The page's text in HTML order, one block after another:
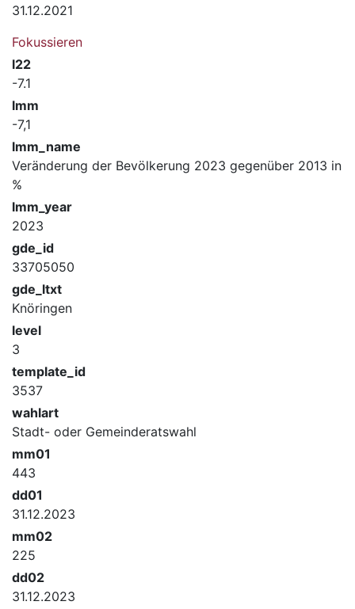
31.12.2021
Fokussieren
l22
-7.1
lmm
-7,1
lmm_name
Veränderung der Bevölkerung 2023 gegenüber 2013 in
%
lmm_year
2023
gde_id
33705050
gde_ltxt
Knöringen
level
3
template_id
3537
wahlart
Stadt- oder Gemeinderatswahl
mm01
443
dd01
31.12.2023
mm02
225
dd02
31.12.2023